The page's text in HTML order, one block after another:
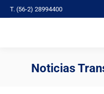
T. (56-2) 28994400
Noticias